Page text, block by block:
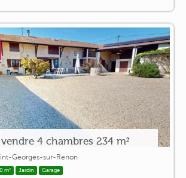
4 chambres 234 m²
Georges-sur-Renon
m² Jardin Garage